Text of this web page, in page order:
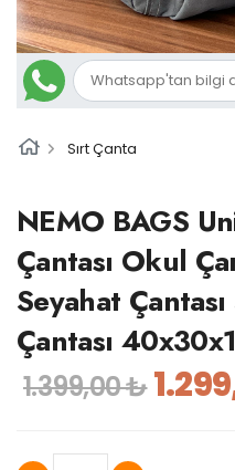
Sırt Çanta
NEMO BAGS
Çantası Okul
Seyahat
Çantası
1.399,00 ₺